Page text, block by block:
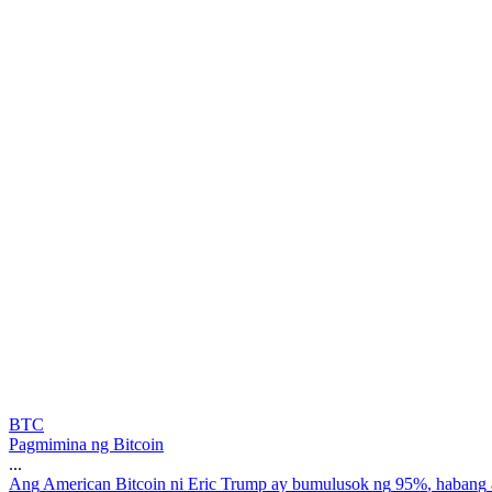
BTC
Pagmimina ng Bitcoin
...
Ang American Bitcoin ni Eric Trump ay bumulusok ng 95%, habang